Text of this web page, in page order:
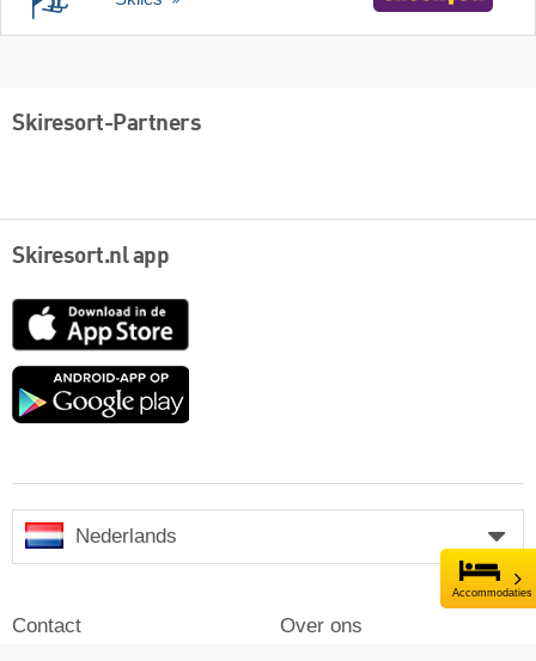
Accommodaties
Skiresort-Partners
Skiresort.nl app
App
Google
Nederlands
Contact Over ons